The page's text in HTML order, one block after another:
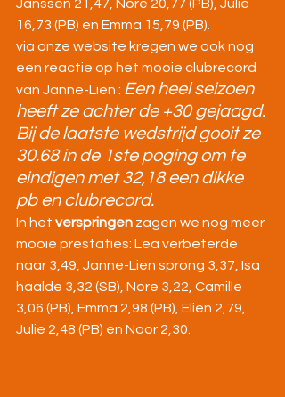
Janssen 21,47, Nore 20,77 (PB), Julie
16,73 (PB) en Emma 15,79 (PB).
via onze website kregen we ook nog
een reactie op het mooie clubrecord
van Janne-Lien : Een heel seizoen
heeft ze achter de +30 gejaagd.
Bij de laatste wedstrijd gooit ze
30.68 in de 1ste poging om te
eindigen met 32,18 een dikke
pb en clubrecord.
In het verspringen zagen we nog meer
mooie prestaties: Lea verbeterde
naar 3,49, Janne-Lien sprong 3,37, Isa
haalde 3,32 (SB), Nore 3,22, Camille
3,06 (PB), Emma 2,98 (PB), Elien 2,79,
Julie 2,48 (PB) en Noor 2,30.